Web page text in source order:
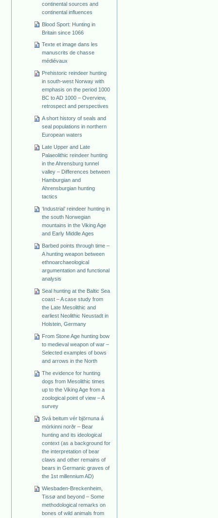
continental sources and
continental influences
Blood Sport: Hunting in
Britain since 1066
Texte et image dans les
manuscrits de chasse
médiévaux
Prehistoric reindeer hunting
in south-west Norway with
emphasis on the period 1000
BC to AD 1000 – Overview,
retrospect and perspectives
A short history of seals and
seal populations in northern
European waters
Late Upper and Late
Palaeolithic reindeer hunting
in the Ahrensburg tunnel
valley – Differences between
Hamburgian and
Ahrensburgian hunting
tactics
‘Industrial’ reindeer hunting in
the south Norwegian
mountains in the Viking Age
and Early Middle Ages
Barbed points through time –
A hunting weapon between
ethnoarchaeological
argumentation and functional
analysis
Seal hunting at the Baltic Sea
coast – A case study from
the Late Mesolithic and
earliest Neolithic Neustadt in
Holstein, Germany
From Stone Age hunting bow
to medieval weapon of war –
Selected examples of bows
and arrows in the North
The evidence for hunting
dogs from Mesolithic times
up to the Viking Age from a
zoological point of view – A
survey
Svá beitum vér björnuna á
mörkinni norðr – Bear
hunting and its ideological
context (as a background for
the interpretation of bear
claws and other remains of
bears in Germanic graves of
the 1st millennium AD)
Wiesbaden-Breckenheim,
Tissø and beyond – Some
methodological remarks on
bones of wild animals from